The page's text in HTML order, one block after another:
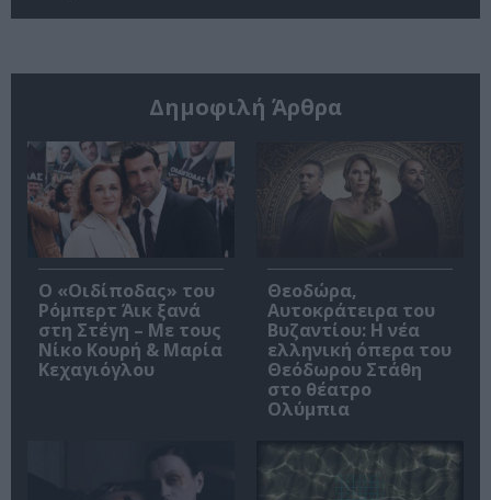
Δημοφιλή Άρθρα
O «Οιδίποδας» του
Ρόμπερτ Άικ ξανά
στη Στέγη – Με τους
Νίκο Κουρή & Μαρία
Κεχαγιόγλου
Θεοδώρα,
Αυτοκράτειρα του
Βυζαντίου: Η νέα
ελληνική όπερα του
Θεόδωρου Στάθη
στο θέατρο
Ολύμπια